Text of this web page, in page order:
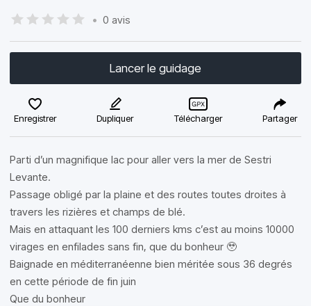
• 0 avis
Lancer le guidage
Enregistrer Dupliquer Télécharger Partager
Parti d’un magnifique lac pour aller vers la mer de Sestri
Levante.
Passage obligé par la plaine et des routes toutes droites à
travers les rizières et champs de blé.
Mais en attaquant les 100 derniers kms c’est au moins 10000
virages en enfilades sans fin, que du bonheur 🥹
Baignade en méditerranéenne bien méritée sous 36 degrés
en cette période de fin juin
Que du bonheur